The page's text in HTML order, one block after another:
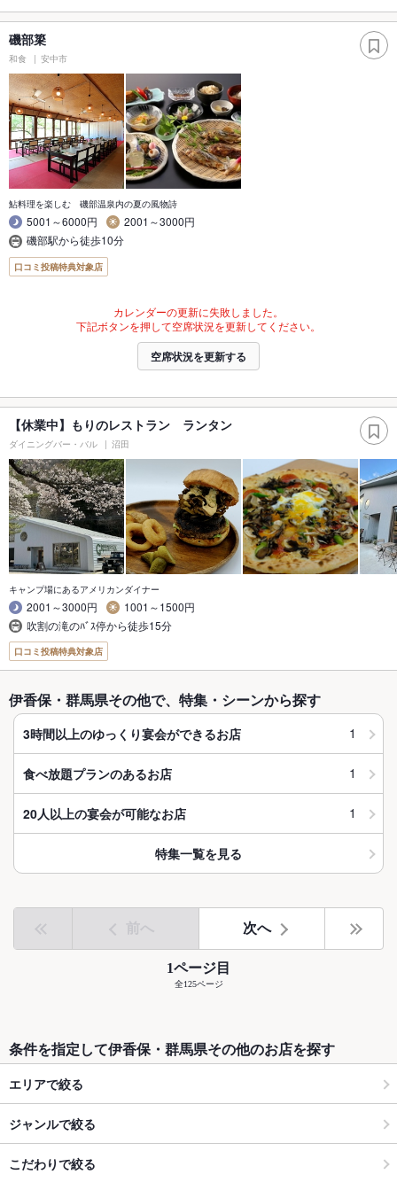
磯部簗
和食 安中市
鮎料理を楽しむ 磯部温泉内の夏の風物詩
5001～6000円
2001～3000円
磯部駅から徒歩10分
口コミ投稿特典対象店
カレンダーの更新に失敗しました。
下記ボタンを押して空席状況を更新してください。
空席状況を更新する
【休業中】もりのレストラン ランタン
ダイニングバー・バル 沼田
キャンプ場にあるアメリカンダイナー
2001～3000円
1001～1500円
吹割の滝のﾊﾞｽ停から徒歩15分
口コミ投稿特典対象店
伊香保・群馬県その他で、特集・シーンから探す
3時間以上のゆっくり宴会ができるお店 1
食べ放題プランのあるお店 1
20人以上の宴会が可能なお店 1
特集一覧を見る
前へ 次へ
1ページ目
全125ページ
条件を指定して伊香保・群馬県その他のお店を探す
エリアで絞る
ジャンルで絞る
こだわりで絞る